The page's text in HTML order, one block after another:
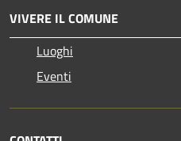
VIVERE IL COMUNE
Luoghi
Eventi